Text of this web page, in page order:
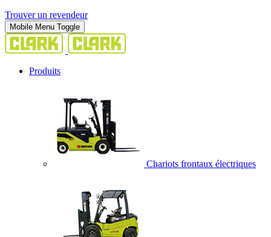
Trouver un revendeur
Mobile Menu Toggle
Produits
Chariots frontaux électriques